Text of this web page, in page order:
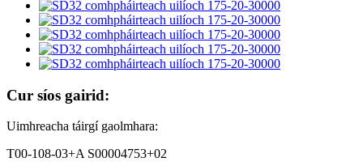
Cur síos gairid:
Uimhreacha táirgí gaolmhara:
T00-108-03+A S00004753+02